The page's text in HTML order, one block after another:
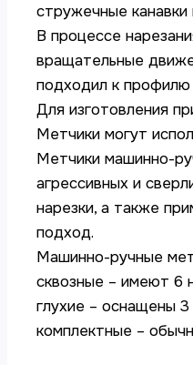
стружечные
В процессе
вращательные
подходил к профилю
Для изготовления
Метчики могут
Метчики машинно-
агрессивных и
нарезки, а также
подход.
Машинно-ручные
сквозные – имеют 6
глухие – оснащены 3
комплектные –